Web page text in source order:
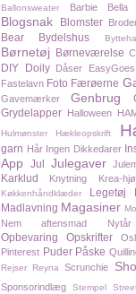
Ballonsweater Barbie Bella
Blogsnak Blomster
Bear
Bydelshus
Børnetøj Børneværelse
DIY
Doily Dåser
Fastelavn Foto Færøerne
Gavemærker
Genbrug
Grydelapper Halloween
Hulmønster Hækleopskrift
garn Hår Ingen Dikkedarer
App Jul Julegaver
Karklud
Knytning Krea-
Køkkenhåndklæder Legetøj
Madlavning Magasiner
Nem aftensmad Nytår
Opbevaring Opskrifter
Pinterest Puder Påske
Rejser Reyna Scrunchie
Sponsorindlæg Stempel